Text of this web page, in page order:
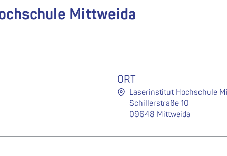
Mittweida
ORT
Laserinstitut Hochschule
Schillerstraße 10
09648 Mittweida